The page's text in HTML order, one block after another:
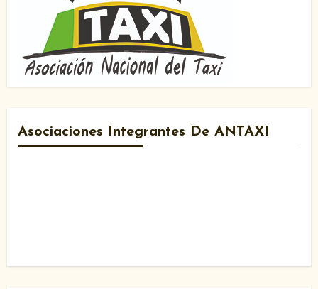
Asociaciones Integrantes De ANTAXI